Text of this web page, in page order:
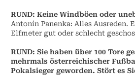
RUND: Keine Windböen oder
Antonín Panenka: Alles Ausreden.
Elfmeter gut oder schlecht
RUND: Sie haben über 100 Tore
mehrmals österreichischer
Pokalsieger geworden. Stört es